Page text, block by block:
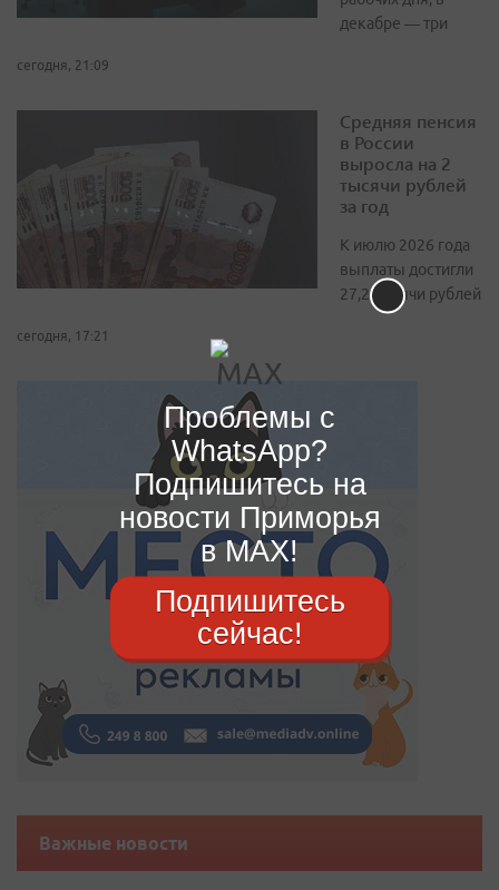
декабре — три
сегодня, 21:09
Средняя пенсия
в России
выросла на 2
тысячи рублей
за год
К июлю 2026 года
выплаты достигли
27,2 тысячи рублей
сегодня, 17:21
Важные новости
Проблемы с
WhatsApp?
Подпишитесь на
новости Приморья
в MAX!
Подпишитесь
сейчас!